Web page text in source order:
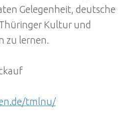
Gelegenheit, deutsche
Kultur und
zu lernen.
tmlnu/